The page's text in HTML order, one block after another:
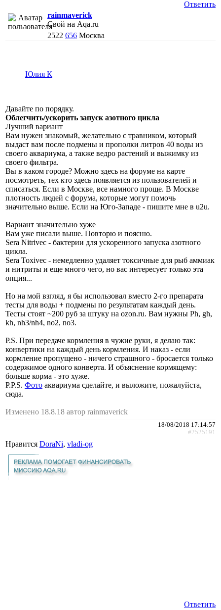
Ответить
rainmaverick
Свой на Aqa.ru
2522 656 Москва
Юлия К
Давайте по порядку.
Облегчить/ускорить запуск азотного цикла
Лучший вариант
Вам нужен знакомый, желательно с травником, который
выдаст вам после подмены и прополки литров 40 воды из
своего аквариума, а также ведро растений и выжимку из
своего фильтра.
Вы в каком городе? Можно здесь на форуме на карте
посмотреть, тех кто здесь появляется из пользователей и
списаться. Если в Москве, все намного проще. В Москве
плотность людей с форума, которые могут помочь
значительно выше. Если на Юго-Западе - пишите мне в u2u.
Вариант значительно хуже
Вам уже писали выше. Повторю и поясню.
Sera Nitrivec - бактерии для ускоренного запуска азотного
цикла.
Sera Toxivec - немедленно удаляет токсичные для рыб аммиак
и нитриты и еще много чего, но вас интересует только эта
опция...
Но на мой взгляд, я бы использовал вместо 2-го препарата
тесты для воды + подмены по результатам каждый день.
Тесты стоят ~200 руб за штуку на ozon.ru. Вам нужны Ph, gh,
kh, nh3/nh4, no2, no3.
P.S. При передаче кормления в чужие руки, я делаю так:
конвертики на каждый день кормления. И наказ - если
кормление пропущено - ничего страшного - бросается только
содержимое одного конверта. И объяснение кормящему:
больше корма - это хуже.
P.P.S. Фото аквариума сделайте, и выложите, пожалуйста,
сюда.
Изменено 18.8.18 автор rainmaverick
18/08/2018 17:14:57
#2525191
Нравится DoraNi, vladi-og
Ответить